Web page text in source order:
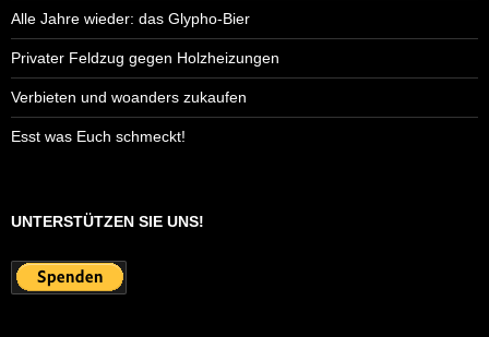
Alle Jahre wieder: das Glypho-Bier
Privater Feldzug gegen Holzheizungen
Verbieten und woanders zukaufen
Esst was Euch schmeckt!
UNTERSTÜTZEN SIE UNS!